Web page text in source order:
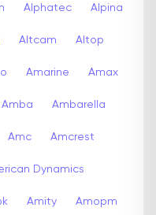
Alphatec Alpina
Altcam Altop
Amarine Amax
Amba Ambarella
Amc Amcrest
Dynamics
Amity Amopm